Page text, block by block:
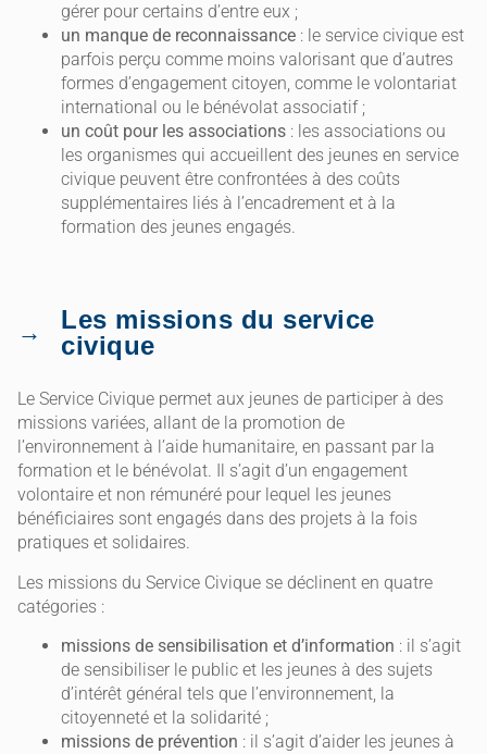
gérer pour certains d’entre eux ;
un manque de reconnaissance : le service civique est
parfois perçu comme moins valorisant que d’autres
formes d’engagement citoyen, comme le volontariat
international ou le bénévolat associatif ;
un coût pour les associations : les associations ou
les organismes qui accueillent des jeunes en service
civique peuvent être confrontées à des coûts
supplémentaires liés à l’encadrement et à la
formation des jeunes engagés.
Les missions du service
civique
Le Service Civique permet aux jeunes de participer à des
missions variées, allant de la promotion de
l’environnement à l’aide humanitaire, en passant par la
formation et le bénévolat. Il s’agit d’un engagement
volontaire et non rémunéré pour lequel les jeunes
bénéficiaires sont engagés dans des projets à la fois
pratiques et solidaires.
Les missions du Service Civique se déclinent en quatre
catégories :
missions de sensibilisation et d’information : il s’agit
de sensibiliser le public et les jeunes à des sujets
d’intérêt général tels que l’environnement, la
citoyenneté et la solidarité ;
missions de prévention : il s’agit d’aider les jeunes à